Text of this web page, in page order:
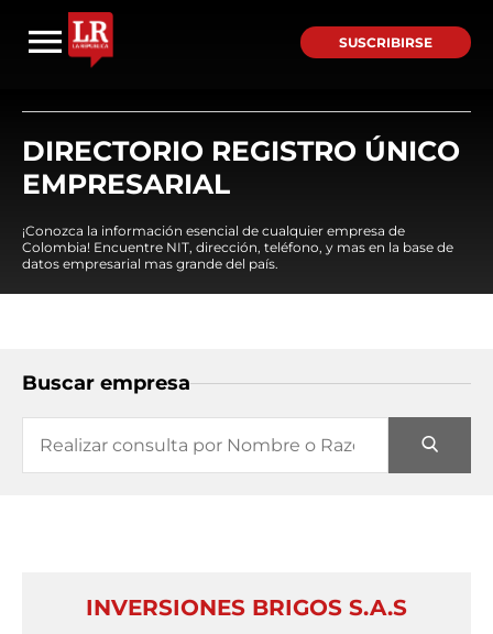
SUSCRIBIRSE
DIRECTORIO REGISTRO ÚNICO
EMPRESARIAL
¡Conozca la información esencial de cualquier empresa de
Colombia! Encuentre NIT, dirección, teléfono, y mas en la base de
datos empresarial mas grande del país.
Buscar empresa
INVERSIONES BRIGOS S.A.S